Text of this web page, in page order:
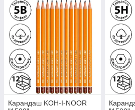
Карандаш KOH-I-NOOR